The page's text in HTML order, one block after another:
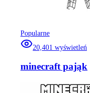
Popularne
20,401 wyświetleń
minecraft pająk